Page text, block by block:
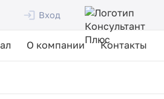
Вход
О компании Контакты